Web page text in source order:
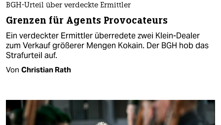
BGH-Urteil über verdeckte Ermittler
Grenzen für Agents Provocateurs
Ein verdeckter Ermittler überredete zwei Klein-Dealer
zum Verkauf größerer Mengen Kokain. Der BGH hob das
Strafurteil auf.
Von Christian Rath